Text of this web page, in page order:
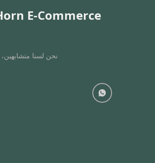
E-Commerce
نحن لسنا